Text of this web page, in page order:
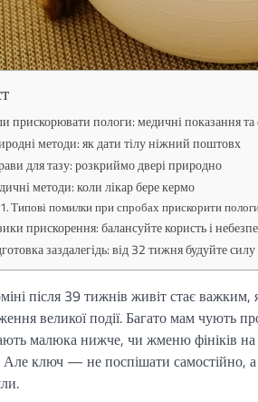
прискорювати пологи: медичні показання та
методи: як дати тілу ніжний поштовх
для тазу: розкриймо двері природно
методи: коли лікар бере кермо
Типові помилки при спробах прискорити
прискорення: балансуйте користь і
заздалегідь: від 32 тижня будуйте силу
після 39 тижнів живіт стає
великої події. Багато мам чують
малюка нижче, чи жменю фініків
ключ — не поспішати самостійно,